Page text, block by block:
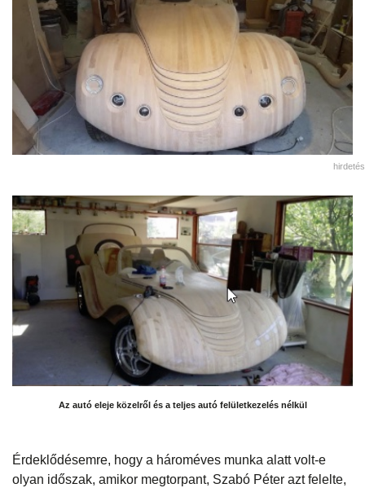
hirdetés
Az autó eleje közelről és a teljes autó felületkezelés nélkül
Érdeklődésemre, hogy a hároméves munka alatt volt-e
olyan időszak, amikor megtorpant, Szabó Péter azt felelte,